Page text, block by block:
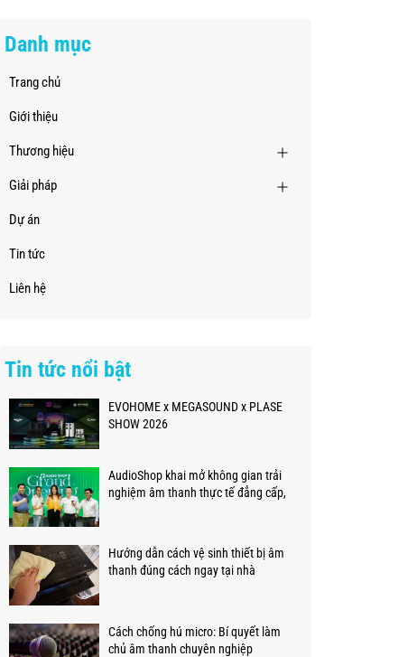
Danh mục
Trang chủ
Giới thiệu
Thương hiệu
Giải pháp
Dự án
Tin tức
Liên hệ
Tin tức nổi bật
EVOHOME x MEGASOUND x PLASE
SHOW 2026
AudioShop khai mở không gian trải
nghiệm âm thanh thực tế đẳng cấp,
Hướng dẫn cách vệ sinh thiết bị âm
thanh đúng cách ngay tại nhà
Cách chống hú micro: Bí quyết làm
chủ âm thanh chuyên nghiệp